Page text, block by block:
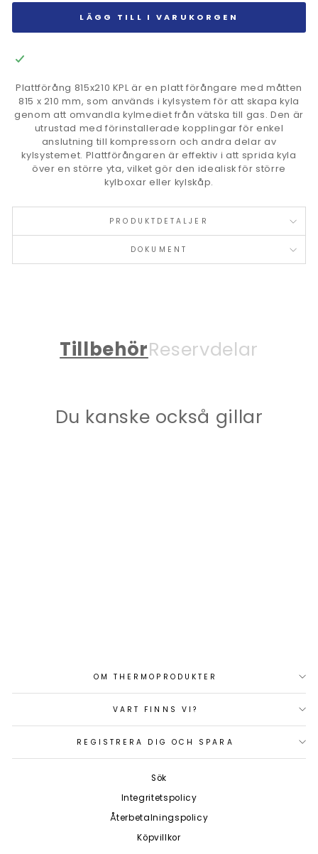
LÄGG TILL I VARUKORGEN
Plattförång 815x210 KPL är en platt förångare med måtten
815 x 210 mm, som används i kylsystem för att skapa kyla
genom att omvandla kylmediet från vätska till gas. Den är
utrustad med förinstallerade kopplingar för enkel
anslutning till kompressorn och andra delar av
kylsystemet. Plattförångaren är effektiv i att sprida kyla
över en större yta, vilket gör den idealisk för större
kylboxar eller kylskåp.
PRODUKTDETALJER
DOKUMENT
TillbehörReservdelar
Du kanske också gillar
OM THERMOPRODUKTER
VART FINNS VI?
REGISTRERA DIG OCH SPARA
Sök
Integritetspolicy
Återbetalningspolicy
Köpvillkor